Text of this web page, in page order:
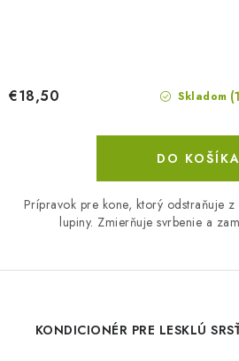
Skladom
€18,50
DO KOŠÍKA
Prípravok pre kone, ktorý odstraňuje
lupiny. Zmierňuje svrbenie a
KONDICIONÉR PRE LESKLÚ